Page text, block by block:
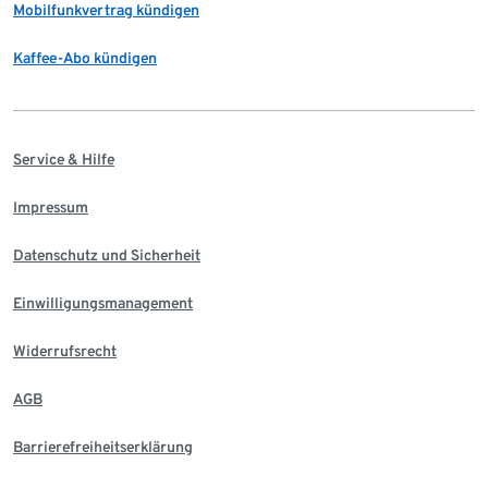
Mobilfunkvertrag kündigen
Kaffee-Abo kündigen
Service & Hilfe
Impressum
Datenschutz und Sicherheit
Einwilligungsmanagement
Widerrufsrecht
AGB
Barrierefreiheitserklärung